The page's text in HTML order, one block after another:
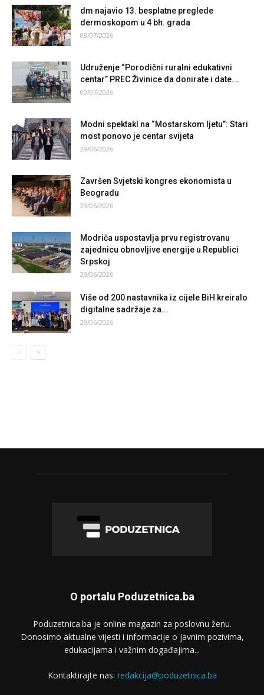
dm najavio 13. besplatne preglede
dermoskopom u 4 bh. grada
08/07/2026
Udruženje “Porodični ruralni edukativni
centar” PREC Živinice da donirate i date...
03/07/2026
Modni spektakl na “Mostarskom ljetu”: Stari
most ponovo je centar svijeta
29/06/2026
Završen Svjetski kongres ekonomista u
Beogradu
29/06/2026
Modriča uspostavlja prvu registrovanu
zajednicu obnovljive energije u Republici
Srpskoj
29/06/2026
Više od 200 nastavnika iz cijele BiH kreiralo
digitalne sadržaje za...
29/06/2026
O portalu Poduzetnica.ba
Poduzetnica.ba je online magazin za poslovnu ženu.
Donosimo aktualne vijesti i informacije o javnim pozivima,
edukacijama i važnim događajima...
Kontaktirajte nas: redakcija@poduzetnica.ba